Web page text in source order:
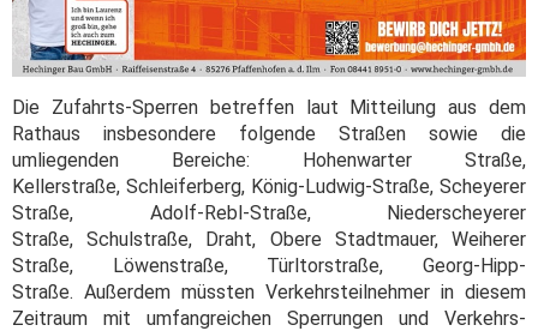
Die Zufahrts-Sperren betreffen laut Mitteilung aus dem
Rathaus insbesondere folgende Straßen sowie die
umliegenden Bereiche: Hohenwarter Straße,
Kellerstraße, Schleiferberg, König-Ludwig-Straße, Scheyerer
Straße, Adolf-Rebl-Straße, Niederscheyerer
Straße, Schulstraße, Draht, Obere Stadtmauer, Weiherer
Straße, Löwenstraße, Türltorstraße, Georg-Hipp-
Straße. Außerdem müssten Verkehrsteilnehmer in diesem
Zeitraum mit umfangreichen Sperrungen und Verkehrs-